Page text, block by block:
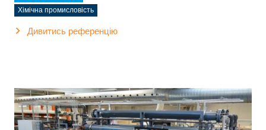
Хімічна промисловість
Дивитись референцію